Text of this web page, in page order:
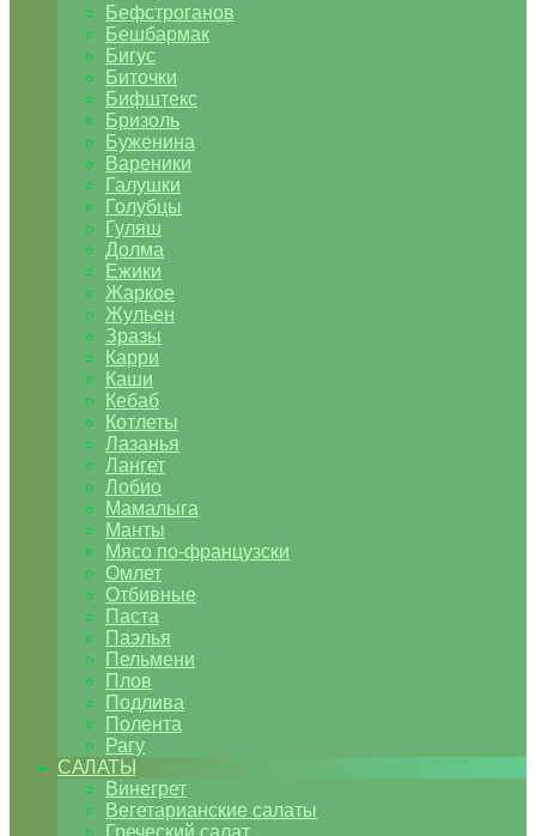
Бефстроганов
Бешбармак
Бигус
Биточки
Бифштекс
Бризоль
Буженина
Вареники
Галушки
Голубцы
Гуляш
Долма
Ежики
Жаркое
Жульен
Зразы
Карри
Каши
Кебаб
Котлеты
Лазанья
Лангет
Лобио
Мамалыга
Манты
Мясо по-французски
Омлет
Отбивные
Паста
Паэлья
Пельмени
Плов
Подлива
Полента
Рагу
САЛАТЫ
Винегрет
Вегетарианские салаты
Греческий салат